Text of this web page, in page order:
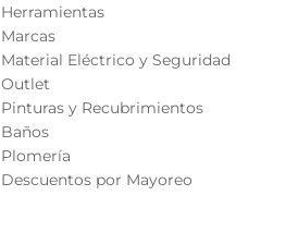
Herramientas
Marcas
Material Eléctrico y Seguridad
Outlet
Pinturas y Recubrimientos
Baños
Plomería
Descuentos por Mayoreo